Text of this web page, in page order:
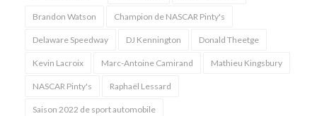
Brandon Watson Champion de NASCAR Pinty's
Delaware Speedway DJ Kennington Donald Theetge
Kevin Lacroix Marc-Antoine Camirand Mathieu Kingsbury
NASCAR Pinty's Raphaël Lessard
Saison 2022 de sport automobile